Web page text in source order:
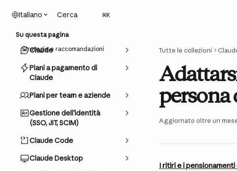
Italiano Cerca ⌘K
Claude
Piani a pagamento di
Claude
Piani per team e aziende
Gestione dell'identità
(SSO, JIT, SCIM)
Claude Code
Claude Desktop
Tutte le collezioni
Aggiornato oltre un
I ritiri e i
Su questa pagina
Strategie e raccomandazioni